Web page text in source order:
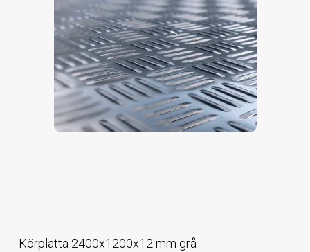
Körplatta 2400x1200x12 mm grå